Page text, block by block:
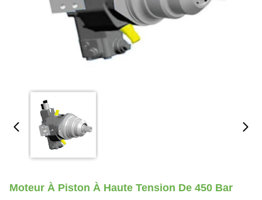
Moteur À Piston À Haute Tension De 450 Bar